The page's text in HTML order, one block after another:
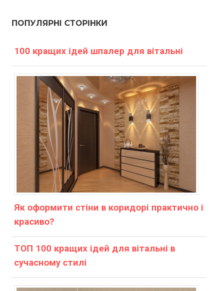
ПОПУЛЯРНІ СТОРІНКИ
100 кращих ідей шпалер для вітальні
Як оформити стіни в коридорі практично і
красиво?
ТОП 100 кращих ідей для вітальні в
сучасному стилі